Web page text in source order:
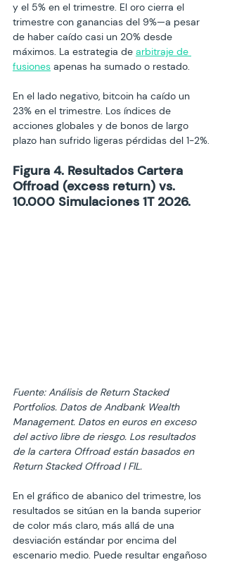
y el 5% en el trimestre. El oro cierra el
trimestre con ganancias del 9%—a pesar
de haber caído casi un 20% desde
máximos. La estrategia de arbitraje de
fusiones apenas ha sumado o restado.
En el lado negativo, bitcoin ha caído un
23% en el trimestre. Los índices de
acciones globales y de bonos de largo
plazo han sufrido ligeras pérdidas del 1-2%.
Figura 4. Resultados Cartera
Offroad (excess return) vs.
10.000 Simulaciones 1T 2026.
Fuente: Análisis de Return Stacked
Portfolios. Datos de Andbank Wealth
Management. Datos en euros en exceso
del activo libre de riesgo. Los resultados
de la cartera Offroad están basados en
Return Stacked Offroad I FIL.
En el gráfico de abanico del trimestre, los
resultados se sitúan en la banda superior
de color más claro, más allá de una
desviación estándar por encima del
escenario medio. Puede resultar engañoso